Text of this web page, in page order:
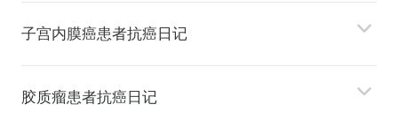
⼦宫内膜癌患者抗癌日记
胶质瘤患者抗癌日记